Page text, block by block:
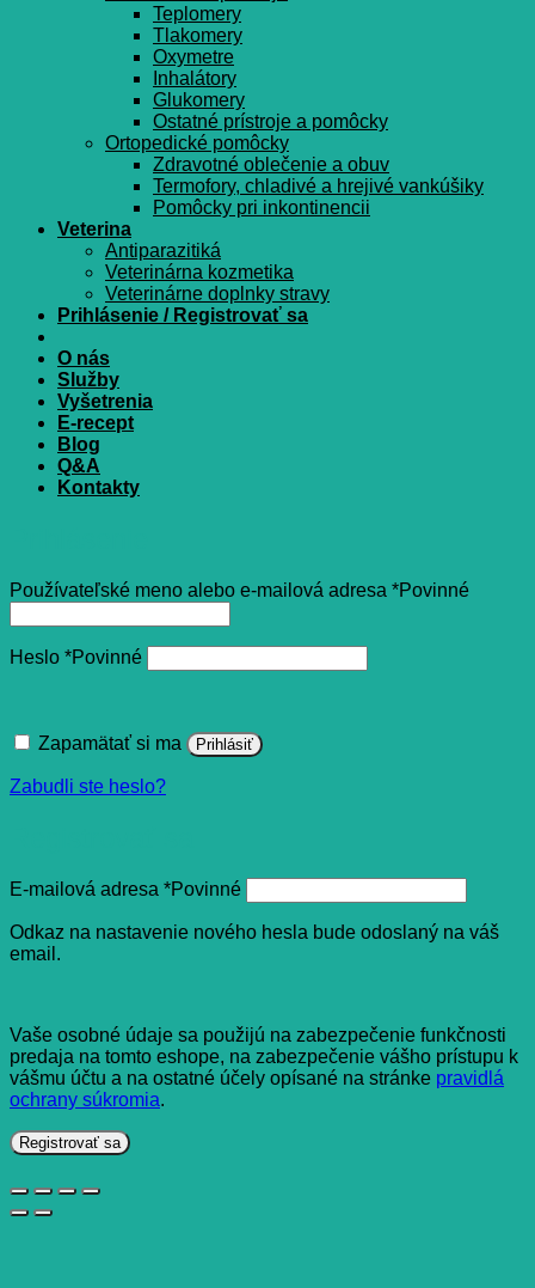
Teplomery
Tlakomery
Oxymetre
Inhalátory
Glukomery
Ostatné prístroje a pomôcky
Ortopedické pomôcky
Zdravotné oblečenie a obuv
Termofory, chladivé a hrejivé vankúšiky
Pomôcky pri inkontinencii
Veterina
Antiparazitiká
Veterinárna kozmetika
Veterinárne doplnky stravy
Prihlásenie / Registrovať sa
O nás
Služby
Vyšetrenia
E-recept
Blog
Q&A
Kontakty
Používateľské meno alebo e-mailová adresa *Povinné
Heslo *Povinné
Zapamätať si ma Prihlásiť
Zabudli ste heslo?
E-mailová adresa *Povinné
Odkaz na nastavenie nového hesla bude odoslaný na váš
email.
Vaše osobné údaje sa použijú na zabezpečenie funkčnosti
predaja na tomto eshope, na zabezpečenie vášho prístupu k
vášmu účtu a na ostatné účely opísané na stránke pravidlá
ochrany súkromia.
Registrovať sa